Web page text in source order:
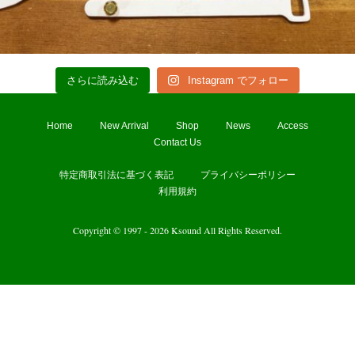
さらに読み込む Instagram でフォロー
Home New Arrival Shop News
Access
Contact Us
特定商取引法に基づく表記
プライバシーポリシー
利用規約
Copyright © 1997 - 2026 Ksound All Rights Reserved.